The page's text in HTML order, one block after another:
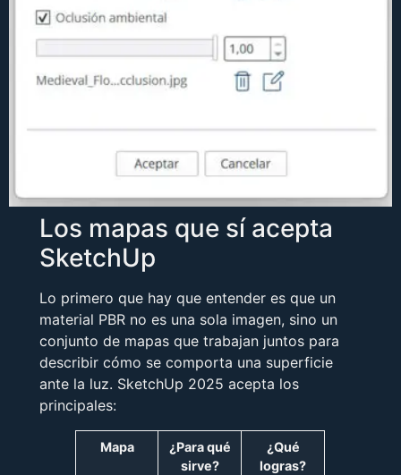
Los mapas que sí acepta
SketchUp
Lo primero que hay que entender es que un
material PBR no es una sola imagen, sino un
conjunto de mapas que trabajan juntos para
describir cómo se comporta una superficie
ante la luz. SketchUp 2025 acepta los
principales:
Mapa
¿Para qué
sirve?
¿Qué
logras?